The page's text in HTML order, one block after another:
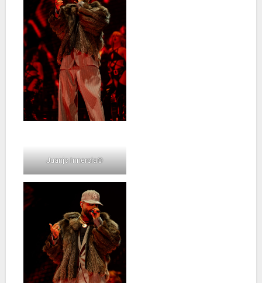
Juanjo Innercia©